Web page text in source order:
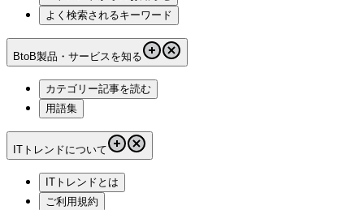
よく検索されるキーワード
BtoB製品・サービスを知る
カテゴリー記事を読む
用語集
ITトレンドについて
ITトレンドとは
ご利用規約